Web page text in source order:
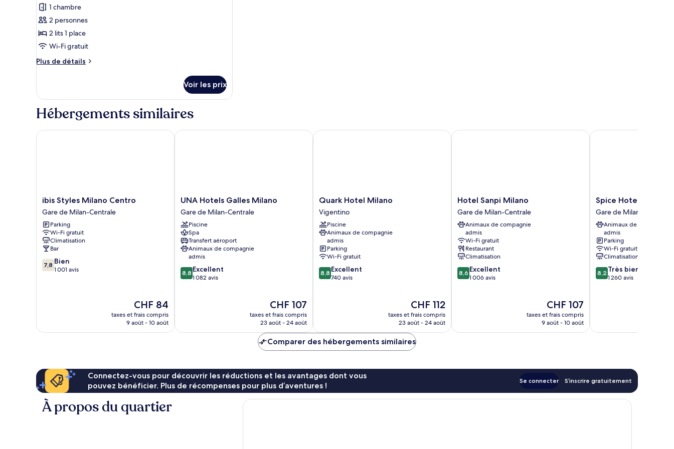
ce
type
de
chambre :
Chambre
lits
jumeaux
1 chambre
2 personnes
2 lits 1 place
Wi-Fi gratuit
Plus de détails
Plus
le
type
de
Chambre
Voir les prix
Hébergements similaires
ibis
Styles
Milano
Centro
Gare
de
Milan-
Centrale
ibis Styles Milano Centro
Gare de Milan-Centrale
Parking
Wi-Fi gratuit
Climatisation
Bar
7.8
sur
7,8 Bien
1 001 avis
Le
nouveau
prix
CHF 84
taxes et frais compris
9 août - 10 août
ibis Styles Milano Centro
UNA
Hotels
Galles
Milano
Gare
de
Milan-
UNA Hotels Galles Milano
Gare de Milan-Centrale
Piscine
Spa
Transfert aéroport
Animaux de compagnie
admis
8.8
sur
8,8 Excellent
1 082 avis
Le
nouveau
prix
de
CHF 107
CHF 107
taxes et frais compris
23 août - 24 août
UNA Hotels Galles Milano
Quark
Hotel
Milano
Vigentino
Quark Hotel Milano
Vigentino
Piscine
Animaux de compagnie
admis
Parking
Wi-Fi gratuit
8.8
sur
8,8 Excellent
740 avis
Le
nouveau
prix
de
CHF 112
CHF 112
taxes et frais compris
23 août - 24 août
Quark Hotel Milano
Hotel
Sanpi
Milano
Gare
Milan-
Centrale
Hotel Sanpi Milano
Gare de Milan-Centrale
Animaux de compagnie
admis
Wi-Fi gratuit
Restaurant
Climatisation
8.6
sur
8,6 Excellent
1 006 avis
Le
nouveau
prix
CHF 107
taxes et frais compris
9 août - 10 août
Hotel Sanpi Milano
Spice
Hotel
Milano
Gare
Milan-
Centrale
Spice Hotel Milano
Gare de Milan-Centrale
Animaux de compagnie
admis
Parking
Wi-Fi gratuit
Climatisation
8.2
sur
8,2 Très bien
1 260 avis
Spice Hotel Milano
Comparer des hébergements similaires
Connectez-vous pour découvrir les réductions et les avantages dont vous
pouvez bénéficier. Plus de récompenses pour plus d’aventures !
Se connecter S’inscrire gratuitement
À propos du quartier